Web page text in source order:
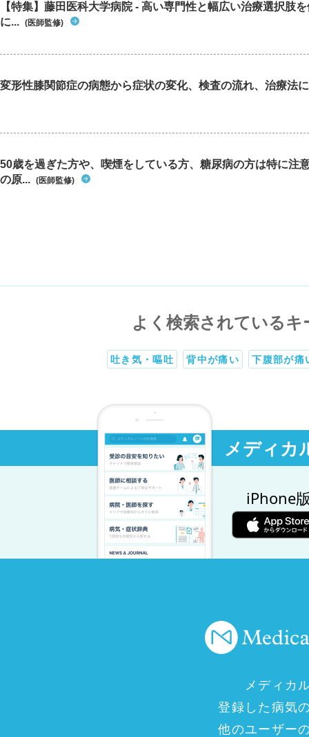
【特集】藤田医科大学病院 - 高い専門性と幅広い治療選択肢
に... (医師監修)
変形性膝関節症の病態から症状の変化、検査の流れ、治療法
50歳を過ぎた方や、喫煙をしている方、糖尿病の方は特に注
の原... (医師監修)
よく検索されているキ
吐き気・嘔吐 背中が痛い 下腹部が痛
メディカ
iPhone
メディカ
登録した病気
他のユーザー